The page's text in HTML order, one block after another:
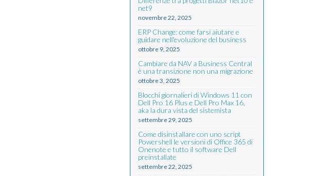
net9
novembre 22, 2025
ERP Change: come farsi aiutare e
guidare nell'evoluzione del business
ottobre 9, 2025
Cambiare da NAV a Business Central
è una transizione non una migrazione
ottobre 3, 2025
Blocchi giornalieri di Windows 11 con
Dell Pro 16 Plus e Dell Pro Max 16,
aka la dura vista del sistemista
settembre 29, 2025
Come disinstallare con uno script
Powershell le versioni di Office 365 di
Onenote e tutto il software Dell
preinstallate
settembre 22, 2025